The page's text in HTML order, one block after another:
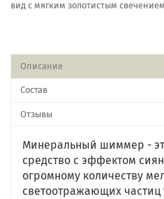
вид с мягким золотистым
Описание
Состав
Отзывы
Минеральный шиммер -
средство с эффектом
огромному количеству
светоотражающих частиц